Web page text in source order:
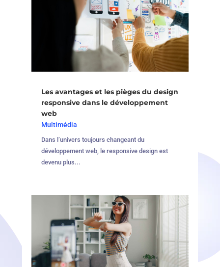
Les avantages et les pièges du design
responsive dans le développement
web
Multimédia
Dans l’univers toujours changeant du
développement web, le responsive design est
devenu plus...